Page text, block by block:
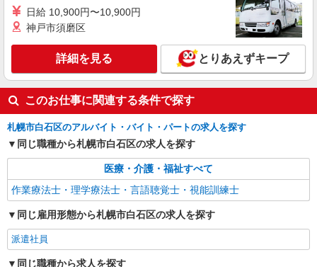
日給 10,900円〜10,900円
神戸市須磨区
詳細を見る とりあえずキープ
このお仕事に関連する条件で探す
札幌市白石区のアルバイト・バイト・パートの求人を探す
同じ職種から札幌市白石区の求人を探す
医療・介護・福祉すべて
作業療法士・理学療法士・言語聴覚士・視能訓練士
同じ雇用形態から札幌市白石区の求人を探す
派遣社員
同じ職種から求人を探す